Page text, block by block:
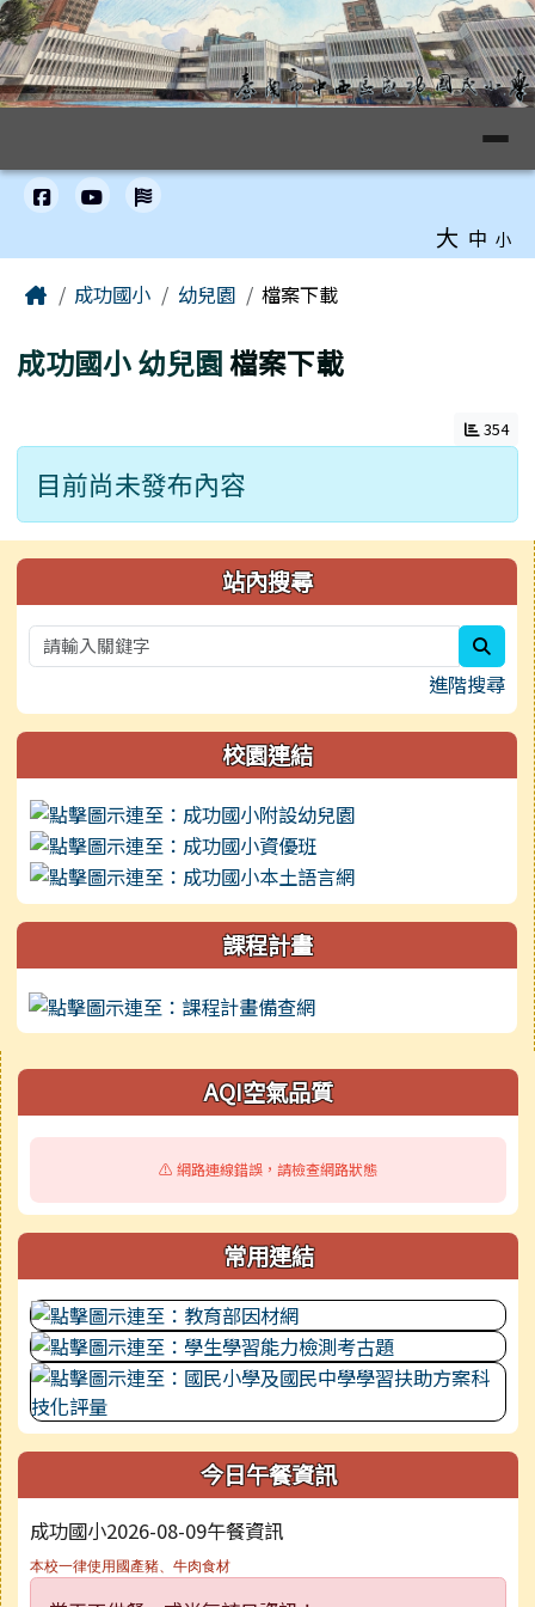
跳至主內容區
臺南市中西區成功國小全球資訊網
大 中 小
Home成功國小 幼兒園 檔案下載
成功國小幼兒園檔案下載
354
目前尚未發布內容
左邊區域內容 站內搜尋
進階搜尋
校園連結
課程計畫
右邊區域內容 AQI空氣品質
⚠️ 網路連線錯誤，請檢查網路狀態
常用連結
今日午餐資訊
成功國小2026-08-09午餐資訊
本校一律使用國產豬、牛肉食材